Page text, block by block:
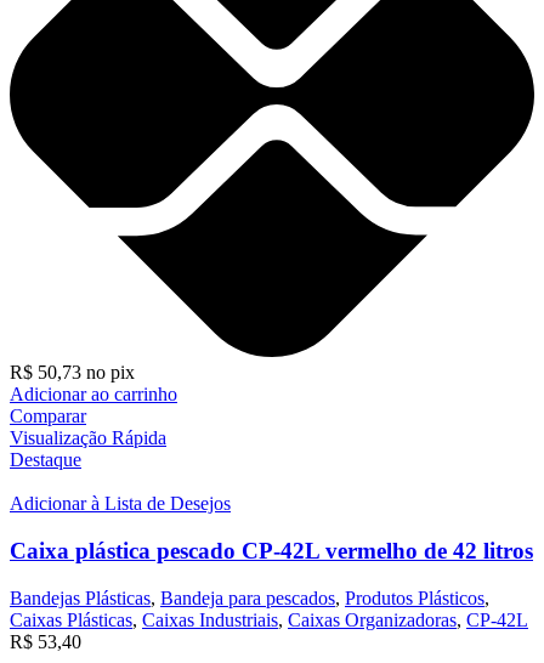
R$ 50,73 no pix
Adicionar ao carrinho
Comparar
Visualização Rápida
Destaque
Adicionar à Lista de Desejos
Caixa plástica pescado CP-42L vermelho de 42 litros
Bandejas Plásticas, Bandeja para pescados, Produtos Plásticos,
Caixas Plásticas, Caixas Industriais, Caixas Organizadoras, CP-42L
R$ 53,40